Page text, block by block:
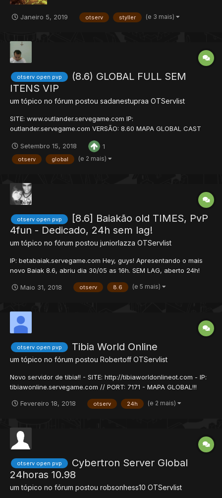
Janeiro 5, 2019 otserv styller (e 3 mais)
otserv open pvp
(8.6) GLOBAL FULL SEM
ITENS VIP
um tópico no fórum postou sadanestupraa OTServlist
SITE: www.outlander.servegame.com IP:
outlander.servegame.com VERSÃO: 8.60 MAPA GLOBAL CAST
EXCLUSIVE QUESTS 1 / 50 = 100x 51 / 70 = 70 x 71 / 100 = 40x
101 / 120 = 20x 100 / 150 = 10x 151 / 200 = 5x 250 = 2x Skill: 20x
Setembro 15, 2018 1
otserv global (e 2 mais)
otserv open pvp
[8.6] Baiakão old TIMES, PvP
4fun - Dedicado, 24h sem lag!
um tópico no fórum postou juniorlazza OTServlist
IP: betabaiak.servegame.com Hey, guys! Apresentando o mais
novo Baiak 8.6, abriu dia 30/05 as 16h. SEM LAG, aberto 24h!
lvl 800-1000 Diversas quests & hunts. VIP free, área e armas
Maio 31, 2018 otserv 8.6 (e 5 mais)
otserv open pvp Tibia World Online
um tópico no fórum postou Robertoff OTServlist
Novo servidor de tibia!! - SITE: http://tibiaworldonlineot.com - IP:
tibiawonline.servegame.com // PORT: 7171 - MAPA GLOBAL!!!
************ 1 - 50 level, 200x 51 - 100 level, 120x 101 - 130
Fevereiro 18, 2018 otserv 24h (e 2 mais)
otserv open pvp
Cybertron Server Global
24horas 10.98
um tópico no fórum postou robsonhess10 OTServlist